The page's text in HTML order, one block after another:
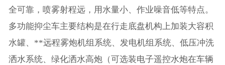
全可靠，喷雾射程远，用水量小、作业噪音低等特点。
多功能抑尘车主要结构是在行走底盘机构上加装大容积
水罐、**远程雾炮机组系统、发电机组系统、低压冲洗
洒水系统、绿化洒水高炮（可选装电子遥控水炮在车辆